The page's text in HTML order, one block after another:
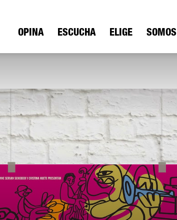
OPINA ESCUCHA ELIGE SOMOS